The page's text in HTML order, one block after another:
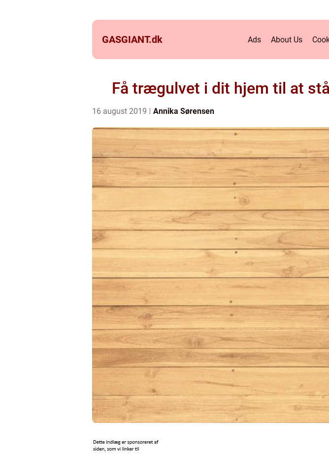
GASGIANT.dk Ads About Us
Få trægulvet i dit hjem til at
16 august 2019 Annika Sørensen